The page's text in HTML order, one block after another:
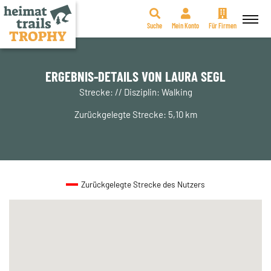
Zum
Suche Mein Konto Für Firmen
ERGEBNIS-DETAILS VON LAURA SEGL
Strecke: // Disziplin: Walking
Zurückgelegte Strecke: 5,10 km
Zurückgelegte Strecke des Nutzers